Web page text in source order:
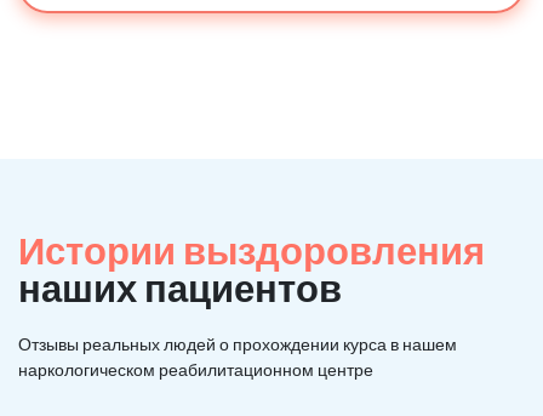
Истории выздоровления
наших пациентов
Отзывы реальных людей о прохождении курса в нашем
наркологическом реабилитационном центре